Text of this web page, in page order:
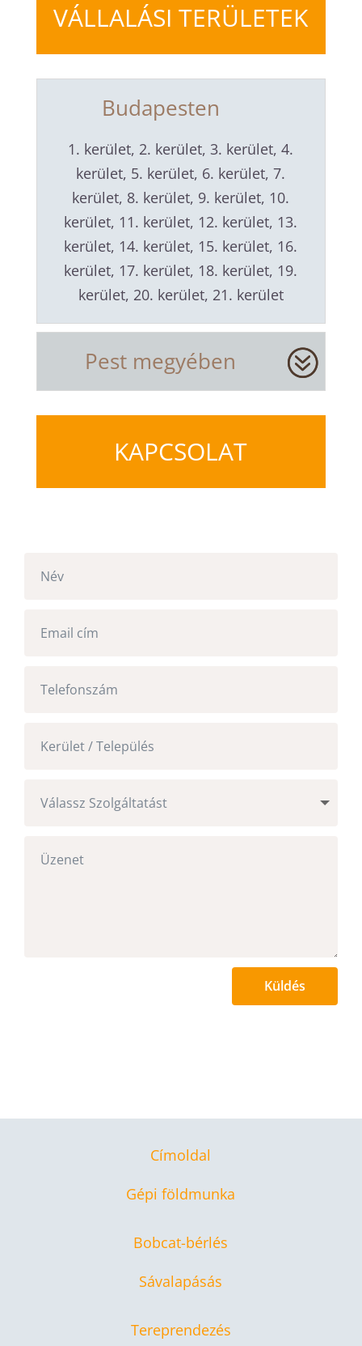
VÁLLALÁSI TERÜLETEK
Budapesten
1. kerület, 2. kerület, 3. kerület, 4.
kerület, 5. kerület, 6. kerület, 7.
kerület, 8. kerület, 9. kerület, 10.
kerület, 11. kerület, 12. kerület, 13.
kerület, 14. kerület, 15. kerület, 16.
kerület, 17. kerület, 18. kerület, 19.
kerület, 20. kerület, 21. kerület
Pest megyében
KAPCSOLAT
Küldés
Címoldal
Gépi földmunka
Bobcat-bérlés
Sávalapásás
Tereprendezés